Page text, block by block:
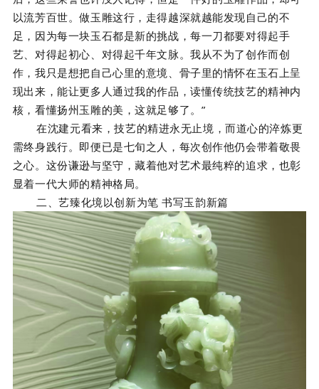
以流芳百世。做玉雕这行，走得越深就越能发现自己的不
足，因为每一块玉石都是新的挑战，每一刀都要对得起手
艺、对得起初心、对得起千年文脉。我从不为了创作而创
作，我只是想把自己心里的意境、骨子里的情怀在玉石上呈
现出来，能让更多人通过我的作品，读懂传统技艺的精神内
核，看懂扬州玉雕的美，这就足够了。”
在沈建元看来，技艺的精进永无止境，而道心的淬炼更
需终身践行。即便已是七旬之人，每次创作他仍会带着敬畏
之心。这份谦逊与坚守，藏着他对艺术最纯粹的追求，也彰
显着一代大师的精神格局。
二、艺臻化境以创新为笔 书写玉韵新篇